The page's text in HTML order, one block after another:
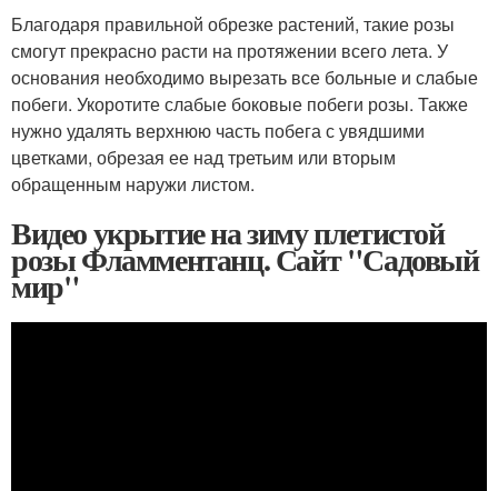
Благодаря правильной обрезке растений, такие розы
смогут прекрасно расти на протяжении всего лета. У
основания необходимо вырезать все больные и слабые
побеги. Укоротите слабые боковые побеги розы. Также
нужно удалять верхнюю часть побега с увядшими
цветками, обрезая ее над третьим или вторым
обращенным наружи листом.
Видео укрытие на зиму плетистой
розы Фламментанц. Сайт "Садовый
мир"